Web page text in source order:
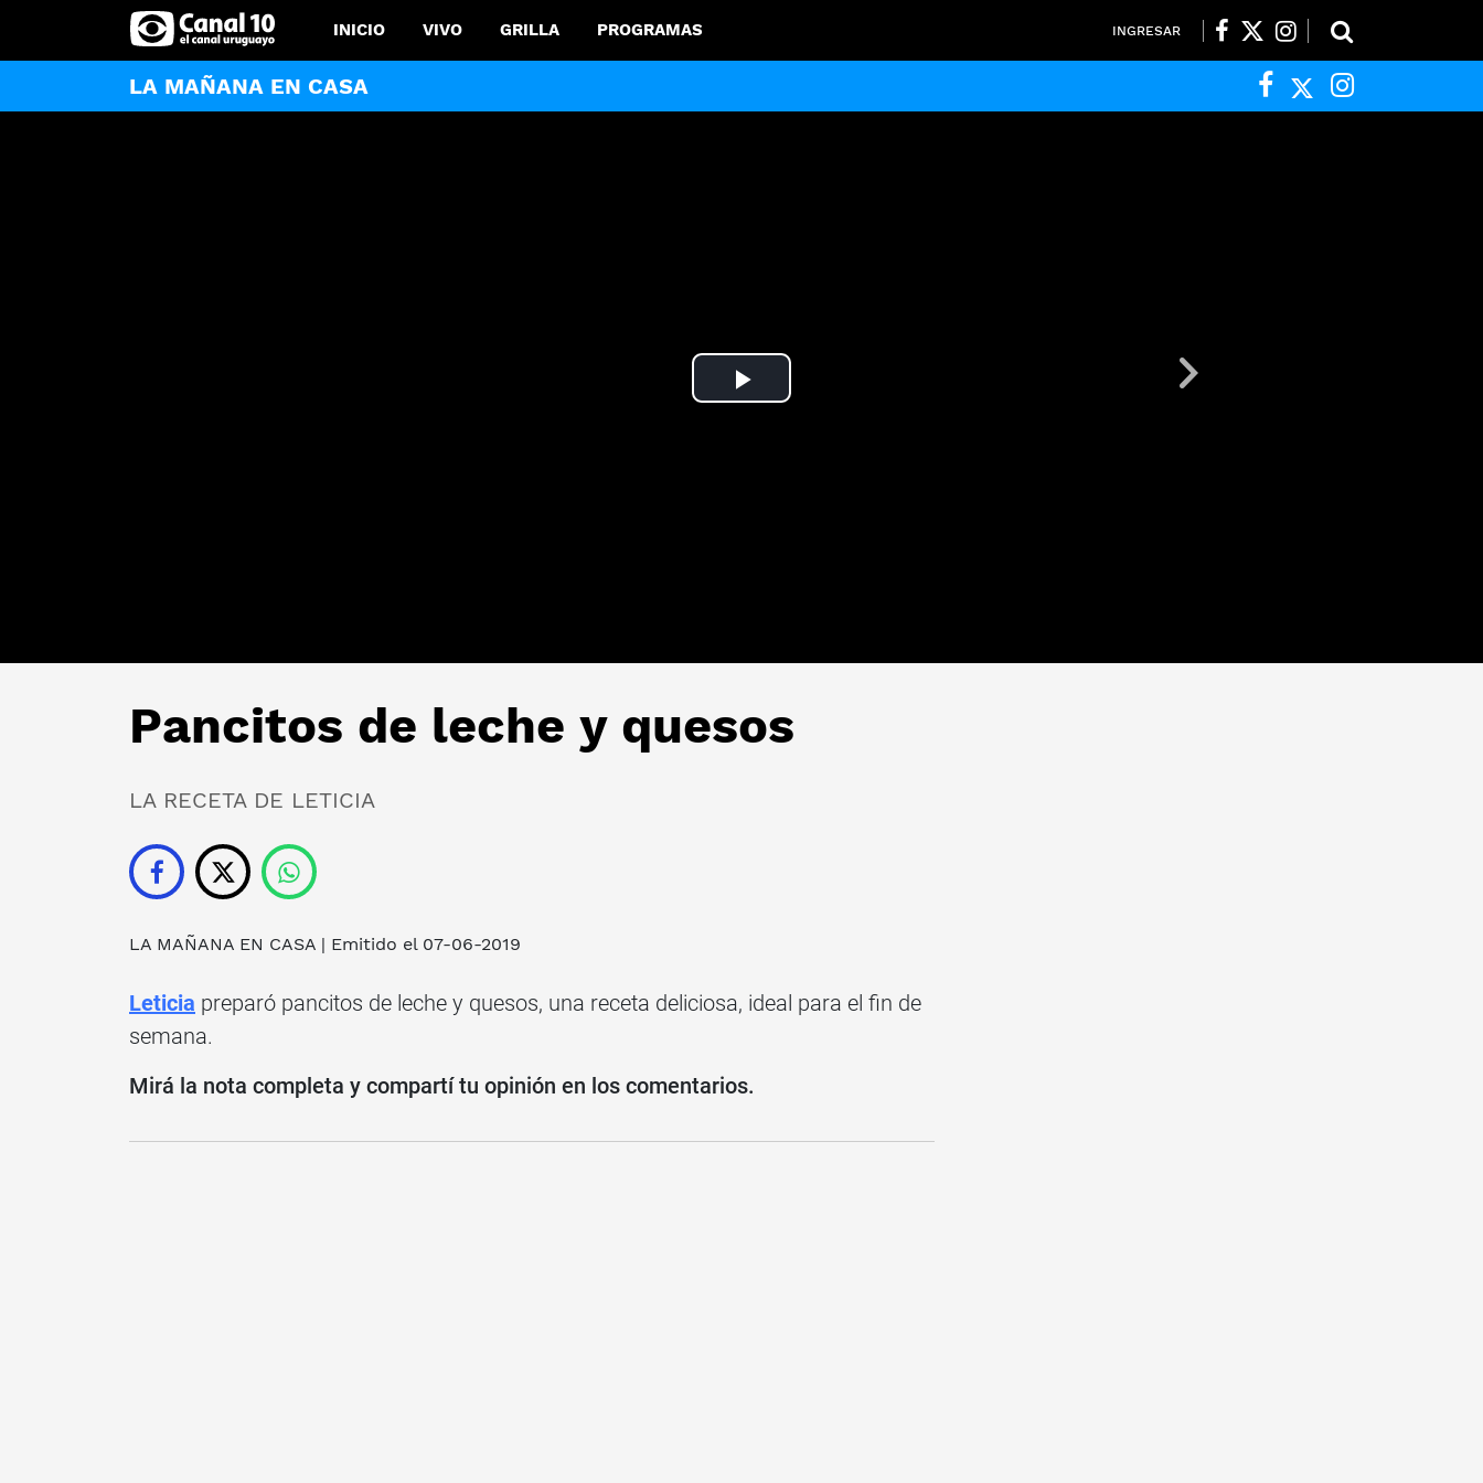
INICIO VIVO GRILLA PROGRAMAS INGRESAR
LA MAÑANA EN CASA
Play
Pancitos de leche y quesos
LA RECETA DE LETICIA
LA MAÑANA EN CASA | Emitido el 07-06-2019
Leticia preparó pancitos de leche y quesos, una receta deliciosa, ideal para el fin de
semana.
Mirá la nota completa y compartí tu opinión en los comentarios.